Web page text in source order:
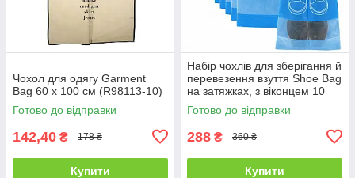
Чохол для одягу Garment
Bag 60 х 100 см (R98113-10)
Готово до відправки
142,40 ₴ 178 ₴
Купити
Набір чохлів для зберігання й
перевезення взуття Shoe Bag
на затяжках, з віконцем 10
шт. 27 х 36 см Блакитний
Готово до відправки
288 ₴ 360 ₴
Купити